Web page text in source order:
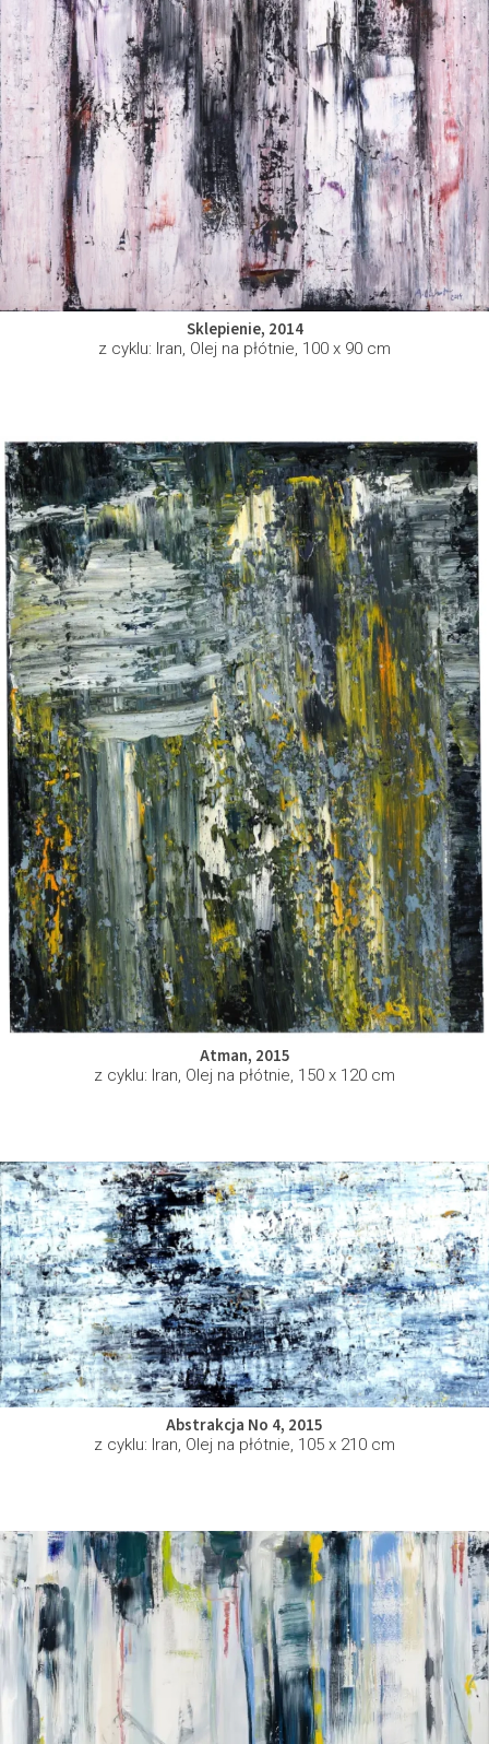
Sklepienie, 2014
z cyklu: Iran, Olej na płótnie, 100 x 90 cm
Atman, 2015
z cyklu: Iran, Olej na płótnie, 150 x 120 cm
Abstrakcja No 4, 2015
z cyklu: Iran, Olej na płótnie, 105 x 210 cm